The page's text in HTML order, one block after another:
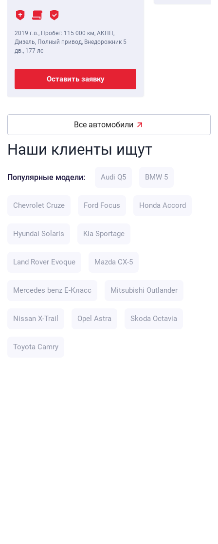
2019 г.в., Пробег: 115 000 км, АКПП,
Дизель, Полный привод, Внедорожник 5
дв., 177 лс
Оставить заявку
Все автомобили
Наши клиенты ищут
Популярные модели: Audi Q5 BMW 5
Chevrolet Cruze Ford Focus Honda Accord
Hyundai Solaris Kia Sportage
Land Rover Evoque Mazda CX-5
Mercedes benz E-Класс Mitsubishi Outlander
Nissan X-Trail Opel Astra Skoda Octavia
Toyota Camry